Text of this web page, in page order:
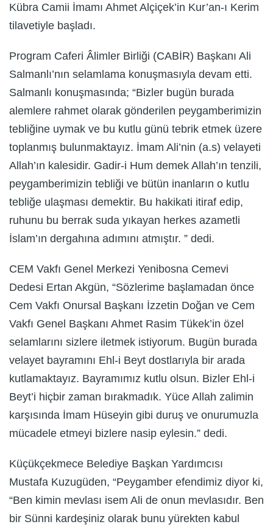
Kübra Camii İmamı Ahmet Alçiçek’in Kur’an-ı Kerim
tilavetiyle başladı.
Program Caferi Âlimler Birliği (CABİR) Başkanı Ali
Salmanlı’nın selamlama konuşmasıyla devam etti.
Salmanlı konuşmasında; “Bizler bugün burada
alemlere rahmet olarak gönderilen peygamberimizin
tebliğine uymak ve bu kutlu günü tebrik etmek üzere
toplanmış bulunmaktayız. İmam Ali’nin (a.s) velayeti
Allah’ın kalesidir. Gadir-i Hum demek Allah’ın tenzili,
peygamberimizin tebliği ve bütün inanların o kutlu
tebliğe ulaşması demektir. Bu hakikati itiraf edip,
ruhunu bu berrak suda yıkayan herkes azametli
İslam’ın dergahına adımını atmıştır. ” dedi.
CEM Vakfı Genel Merkezi Yenibosna Cemevi
Dedesi Ertan Akgün, “Sözlerime başlamadan önce
Cem Vakfı Onursal Başkanı İzzetin Doğan ve Cem
Vakfı Genel Başkanı Ahmet Rasim Tükek’in özel
selamlarını sizlere iletmek istiyorum. Bugün burada
velayet bayramını Ehl-i Beyt dostlarıyla bir arada
kutlamaktayız. Bayramımız kutlu olsun. Bizler Ehl-i
Beyt’i hiçbir zaman bırakmadık. Yüce Allah zalimin
karşısında İmam Hüseyin gibi duruş ve onurumuzla
mücadele etmeyi bizlere nasip eylesin.” dedi.
Küçükçekmece Belediye Başkan Yardımcısı
Mustafa Kuzugüden, “Peygamber efendimiz diyor ki,
“Ben kimin mevlası isem Ali de onun mevlasıdır. Ben
bir Sünni kardeşiniz olarak bunu yürekten kabul